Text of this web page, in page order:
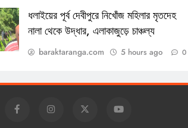
ধলাইয়ের পূর্ব দেবীপুরে নিখোঁজ মহিলার মৃতদেহ
নালা থেকে উদ্ধার, এলাকাজুড়ে চাঞ্চল্য
baraktaranga.com 5 hours ago 0